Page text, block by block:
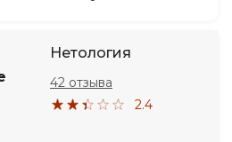
Нетология
2.4
42 отзыва